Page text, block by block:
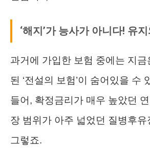
‘해지’가 능사가 아니다! 유
과거에 가입한 보험 중에는 지
된 ‘전설의 보험’이 숨어있을 수
들어, 확정금리가 매우 높았던
장 범위가 아주 넓었던 질병후유
그렇죠.